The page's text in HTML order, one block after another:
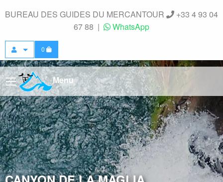
BUREAU DES GUIDES DU MERCANTOUR
+33 4 93 04
67 88 | WhatsApp
0
Menu